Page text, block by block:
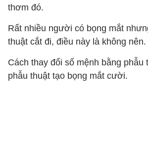
thơm đó.
Rất nhiều người có bọng mắt
thuật cắt đi, điều này là không nên.
Cách thay đổi số mệnh bằng phẫu
phẫu thuật tạo bọng mắt cười.